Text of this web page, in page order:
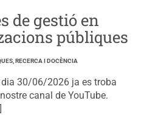
de gestió en
públiques
RECERCA I DOCÈNCIA
dia 30/06/2026 ja es troba
canal de YouTube.